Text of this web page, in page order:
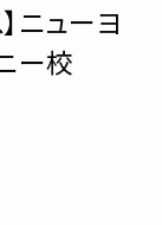
ニューヨ
ー校